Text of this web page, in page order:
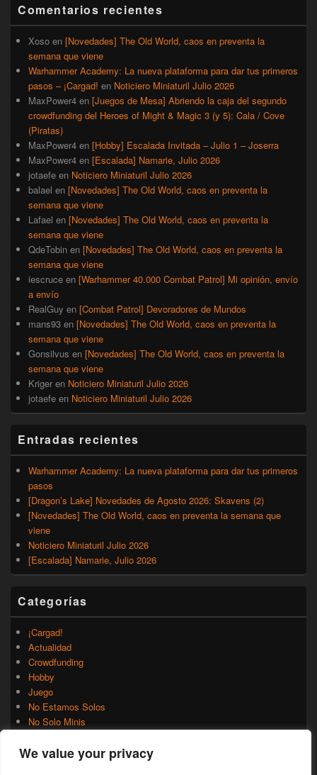
We value your privacy
lateral
primaria
Comentarios recientes
Xoso en [Novedades] The Old World, caos en preventa la
semana que viene
Warhammer Academy: La nueva plataforma para dar tus primeros
pasos – ¡Cargad! en Noticiero Miniaturil Julio 2026
MaxPower4 en [Juegos de Mesa] Abriendo la caja del segundo
crowdfunding del Heroes of Might & Magic 3 (y 5): Cala / Cove
(Piratas)
MaxPower4 en [Hobby] Escalada Invitada – Julio 1 – Joserra
MaxPower4 en [Escalada] Namarie, Julio 2026
jotaefe en Noticiero Miniaturil Julio 2026
balael en [Novedades] The Old World, caos en preventa la
semana que viene
Lafael en [Novedades] The Old World, caos en preventa la
semana que viene
QdeTobin en [Novedades] The Old World, caos en preventa la
semana que viene
iescruce en [Warhammer 40.000 Combat Patrol] Mi opinión, envío
a envío
RealGuy en [Combat Patrol] Devoradores de Mundos
mans93 en [Novedades] The Old World, caos en preventa la
semana que viene
Gonsilvus en [Novedades] The Old World, caos en preventa la
semana que viene
Kriger en Noticiero Miniaturil Julio 2026
jotaefe en Noticiero Miniaturil Julio 2026
Entradas recientes
Warhammer Academy: La nueva plataforma para dar tus primeros
pasos
[Dragon’s Lake] Novedades de Agosto 2026: Skavens (2)
[Novedades] The Old World, caos en preventa la semana que
viene
Noticiero Miniaturil Julio 2026
[Escalada] Namarie, Julio 2026
Categorías
¡Cargad!
Actualidad
Crowdfunding
Hobby
Juego
No Estamos Solos
No Solo Minis
Rumores